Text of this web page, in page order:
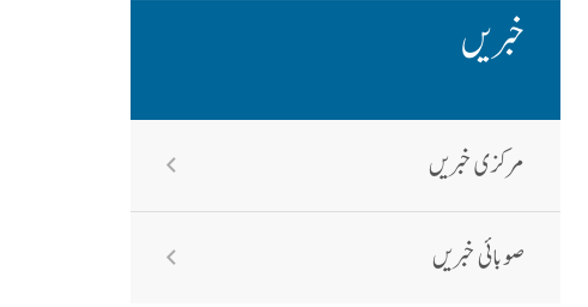
خبریں
مرکزی خبریں
صوبائی خبریں